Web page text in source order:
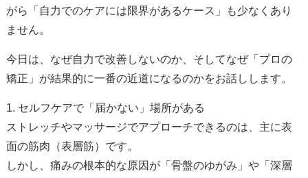
がら「自力でのケアには限界があるケース」も少なくあり
ません。
今日は、なぜ自力で改善しないのか、そしてなぜ「プロの
矯正」が結果的に一番の近道になるのかをお話しします。
1. セルフケアで「届かない」場所がある
ストレッチやマッサージでアプローチできるのは、主に表
面の筋肉（表層筋）です。
しかし、痛みの根本的な原因が「骨盤のゆがみ」や「深層